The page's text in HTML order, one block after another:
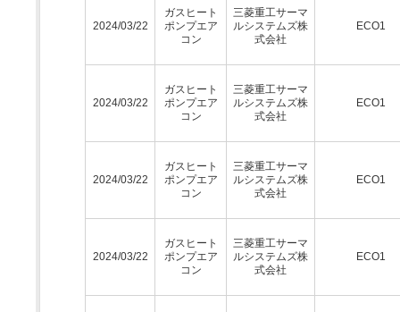
2024/03/22
ガスヒート
ポンプエア
コン
三菱重工サーマ
ルシステムズ株
式会社
ECO1
2024/03/22
ガスヒート
ポンプエア
コン
三菱重工サーマ
ルシステムズ株
式会社
ECO1
2024/03/22
ガスヒート
ポンプエア
コン
三菱重工サーマ
ルシステムズ株
式会社
ECO1
2024/03/22
ガスヒート
ポンプエア
コン
三菱重工サーマ
ルシステムズ株
式会社
ECO1